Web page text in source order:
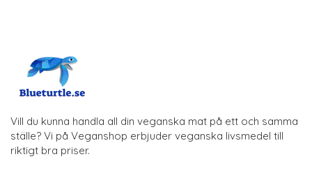
Vill du kunna handla all din veganska mat på ett och samma
ställe? Vi på Veganshop erbjuder veganska livsmedel till
riktigt bra priser.